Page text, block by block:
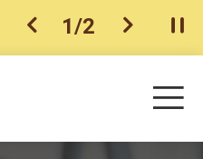
上一个
2/2 下一个开
目